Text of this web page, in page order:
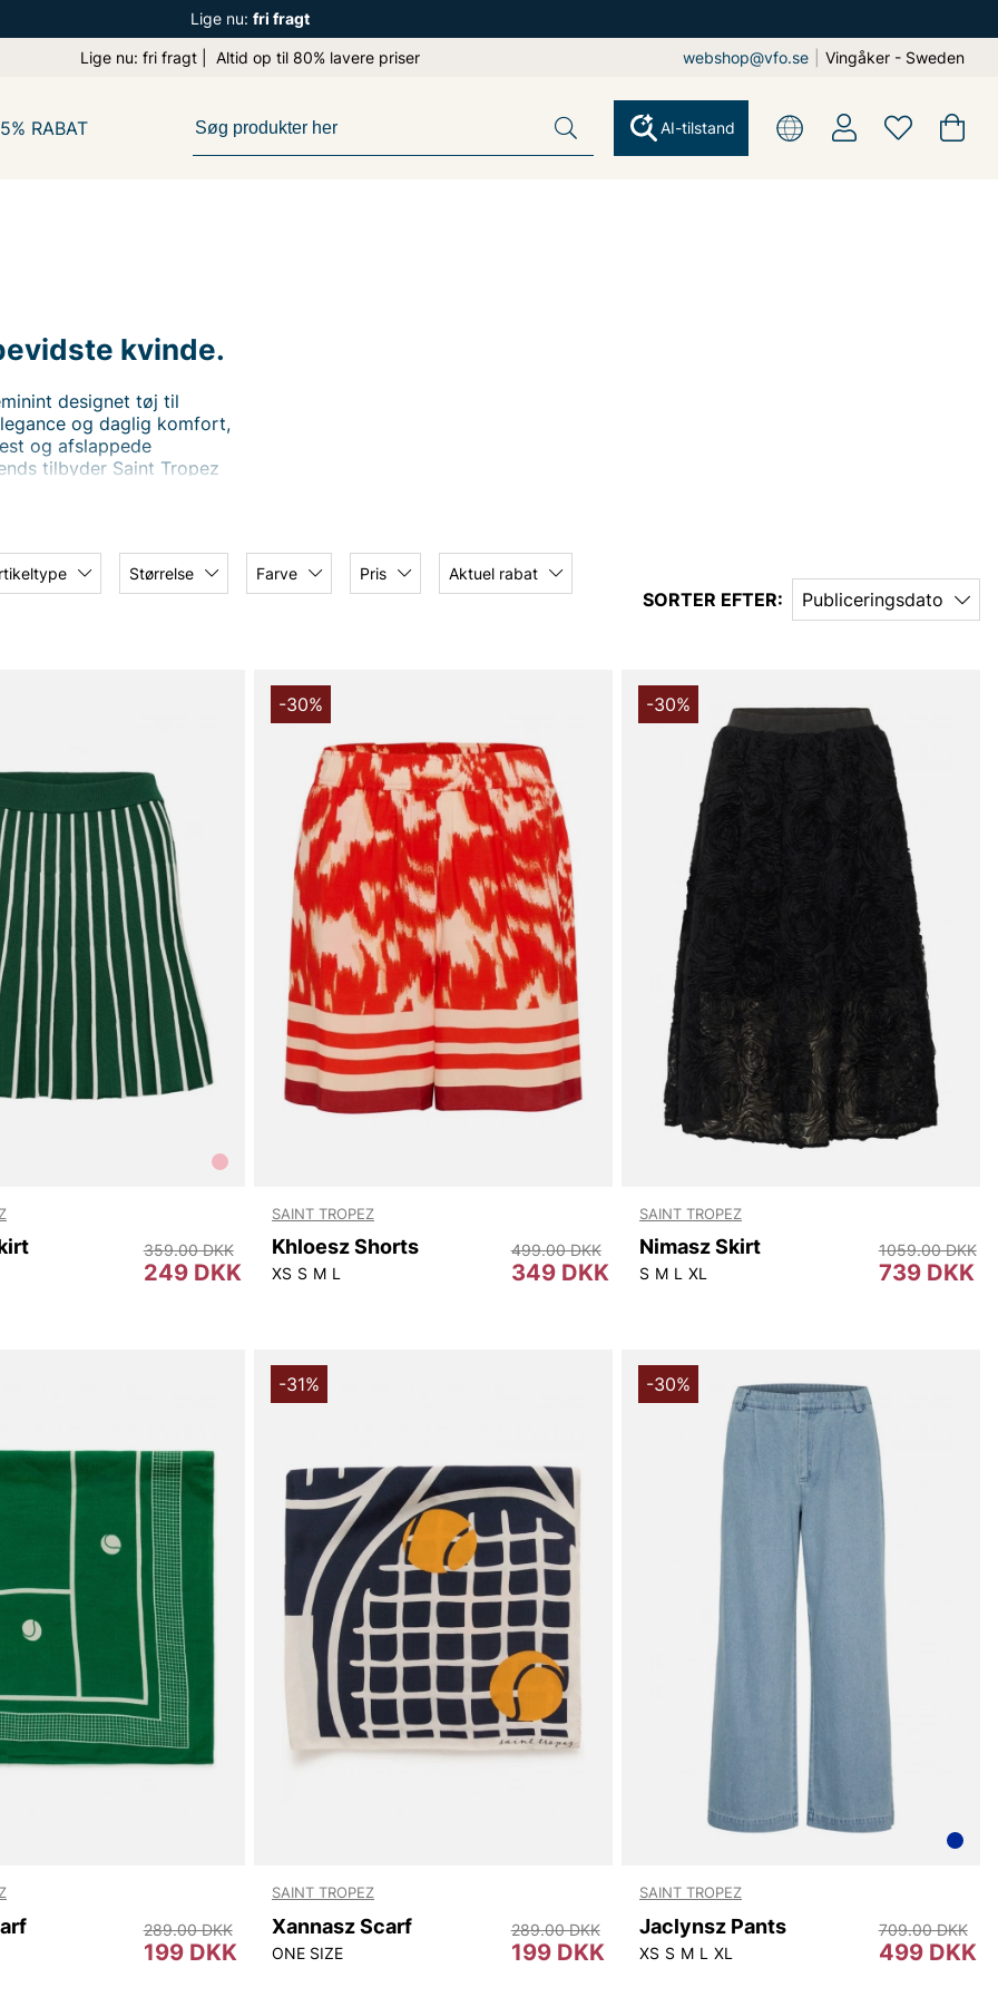
Lige nu: fri fragt
Lige nu: fri fragt | Altid op til 80% lavere priser webshop@vfo.se Vingåker - Sweden
RABAT AI-tilstand
kvinde.
designet tøj til
og daglig komfort,
og afslappede
tilbyder Saint Tropez
med tøj, der er
Størrelse Farve Pris Aktuel rabat
SORTER EFTER: Publiceringsdato
249 DKK
359.00 DKK
-30%
SAINT TROPEZ
Khloesz Shorts
XS S M L 349 DKK
499.00 DKK
-30%
SAINT TROPEZ
Nimasz Skirt
S M L XL 739 DKK
1059.00 DKK
199 DKK
289.00 DKK
-31%
SAINT TROPEZ
Xannasz Scarf
ONE SIZE 199 DKK
289.00 DKK
-30%
SAINT TROPEZ
Jaclynsz Pants
XS S M L XL 499 DKK
709.00 DKK